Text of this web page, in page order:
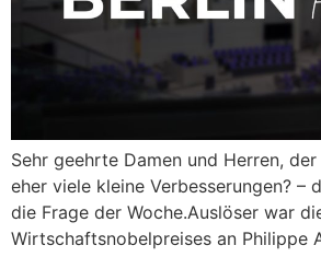
Sehr geehrte Damen und Herren,
eher viele kleine Verbesserungen? –
die Frage der Woche.Auslöser war
Wirtschaftsnobelpreises an Philippe